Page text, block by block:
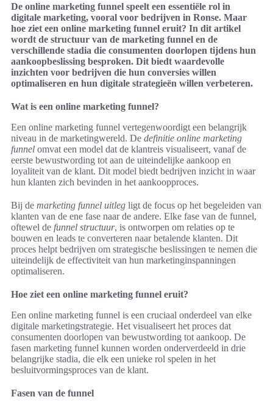
De online marketing funnel speelt een essentiële rol in
digitale marketing, vooral voor bedrijven in Ronse. Maar
hoe ziet een online marketing funnel eruit? In dit artikel
wordt de structuur van de marketing funnel en de
verschillende stadia die consumenten doorlopen tijdens hun
aankoopbeslissing besproken. Dit biedt waardevolle
inzichten voor bedrijven die hun conversies willen
optimaliseren en hun digitale strategieën willen verbeteren.
Wat is een online marketing funnel?
Een online marketing funnel vertegenwoordigt een belangrijk
niveau in de marketingwereld. De definitie online marketing
funnel omvat een model dat de klantreis visualiseert, vanaf de
eerste bewustwording tot aan de uiteindelijke aankoop en
loyaliteit van de klant. Dit model biedt bedrijven inzicht in waar
hun klanten zich bevinden in het aankoopproces.
Bij de marketing funnel uitleg ligt de focus op het begeleiden van
klanten van de ene fase naar de andere. Elke fase van de funnel,
oftewel de funnel structuur, is ontworpen om relaties op te
bouwen en leads te converteren naar betalende klanten. Dit
proces helpt bedrijven om strategische beslissingen te nemen die
uiteindelijk de effectiviteit van hun marketinginspanningen
optimaliseren.
Hoe ziet een online marketing funnel eruit?
Een online marketing funnel is een cruciaal onderdeel van elke
digitale marketingstrategie. Het visualiseert het proces dat
consumenten doorlopen van bewustwording tot aankoop. De
fasen marketing funnel kunnen worden onderverdeeld in drie
belangrijke stadia, die elk een unieke rol spelen in het
besluitvormingsproces van de klant.
Fasen van de funnel